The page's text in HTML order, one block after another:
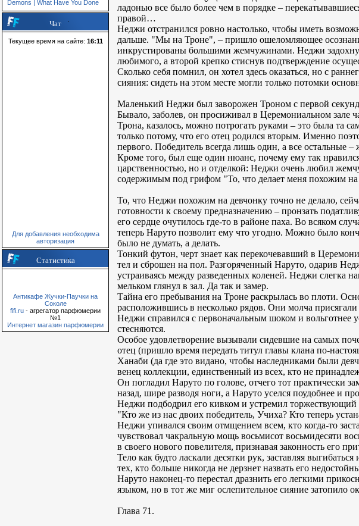
Demons | What Have You Done
Чат
Текущее время на сайте: 16:11
Для добавления необходима
авторизация
Статистика
Антикафе Жучки-Паучки на
Соколе
fifi.ru - агрегатор парфюмерии
№1
Интернет магазин парфюмерии
ладонью все было более чем в порядке –
правой…
Неджи отстранился ровно настолько, чтобы иметь
дальше. "Мы на Троне", – пришло ошеломляющее
инкрустированы большими жемчужинами. Неджи
любимого, а второй крепко стиснув подтверждение
Сколько себя помнил, он хотел здесь оказаться, но с
сияния: сидеть на этом месте могли только потомки
Маленький Неджи был заворожен Троном с первой
Бывало, заболев, он просиживал в Церемониальном зале
Трона, казалось, можно потрогать руками – это была та
только потому, что его отец родился вторым. Именно
первого. Победитель всегда лишь один, а все остальные –
Кроме того, был еще один нюанс, почему ему так
царственностью, но и отделкой: Неджи очень любил
содержимым под грифом "То, что делает меня похожим на
То, что Неджи похожим на девчонку точно не делало,
готовности к своему предназначению – пронзать
его сердце очутилось где-то в районе паха. Во всяком
теперь Наруто позволит ему что угодно. Можно было
было не думать, а делать.
Тонкий футон, черт знает как перекочевавший в
тел и сброшен на пол. Разгоряченный Наруто, одарив
устраиваясь между разведенных коленей. Неджи слегка
мельком глянул в зал. Да так и замер.
Тайна его пребывания на Троне раскрылась во плоти.
расположившись в несколько рядов. Они молча
Неджи справился с первоначальным шоком и вольготнее
стесняются.
Особое удовлетворение вызывали сидевшие на самых
отец (пришло время передать титул главы клана по-
Ханаби (да где это видано, чтобы наследниками были
венец коллекции, единственный из всех, кто не
Он погладил Наруто по голове, отчего тот практически
назад, шире разводя ноги, а Наруто уселся поудобнее и
Неджи подбодрил его кивком и устремил торжествующий
"Кто же из нас двоих победитель, Учиха? Кто теперь
Неджи упивался своим отмщением всем, кто когда-то
чувствовал чакральную мощь восьмисот восьмидесяти
в своего нового повелителя, признавая законность его
Тело как будто ласкали десятки рук, заставляя
тех, кто больше никогда не дерзнет назвать его
Наруто наконец-то перестал дразнить его легкими
языком, но в тот же миг ослепительное сияние затопило
Глава 71.